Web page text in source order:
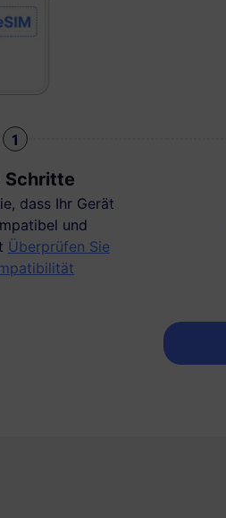
1
Schritte
dass Ihr Gerät
und
Überprüfen Sie